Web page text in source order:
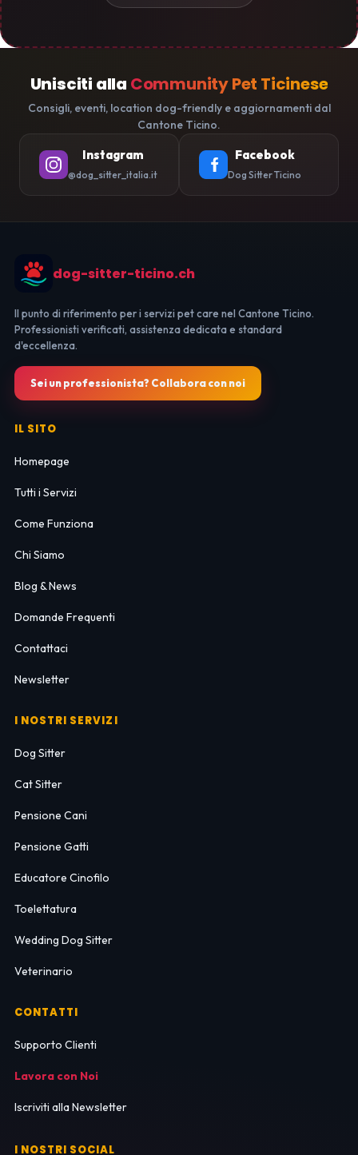
Unisciti alla Community Pet Ticinese
Consigli, eventi, location dog-friendly e aggiornamenti dal
Cantone Ticino.
Instagram
@dog_sitter_italia.it
Facebook
Dog Sitter Ticino
dog-sitter-ticino.ch
Il punto di riferimento per i servizi pet care nel Cantone Ticino.
Professionisti verificati, assistenza dedicata e standard
d'eccellenza.
Sei un professionista? Collabora con noi
IL SITO
Homepage
Tutti i Servizi
Come Funziona
Chi Siamo
Blog & News
Domande Frequenti
Contattaci
Newsletter
I NOSTRI SERVIZI
Dog Sitter
Cat Sitter
Pensione Cani
Pensione Gatti
Educatore Cinofilo
Toelettatura
Wedding Dog Sitter
Veterinario
CONTATTI
Supporto Clienti
Lavora con Noi
Iscriviti alla Newsletter
I NOSTRI SOCIAL